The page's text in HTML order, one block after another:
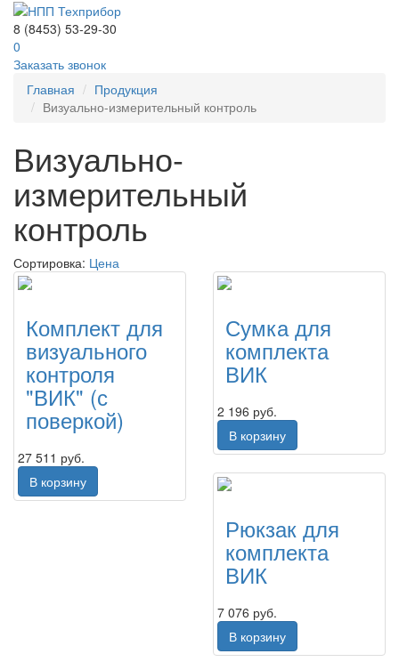
8 (8453) 53-29-30
0
Заказать звонок
Главная
Продукция
Визуально-измерительный контроль
Визуально-
измерительный
контроль
Сортировка: Цена
Комплект для
визуального
контроля
"ВИК" (с
поверкой)
27 511 руб.
В корзину
Сумка для
комплекта
ВИК
2 196 руб.
В корзину
Рюкзак для
комплекта
ВИК
7 076 руб.
В корзину